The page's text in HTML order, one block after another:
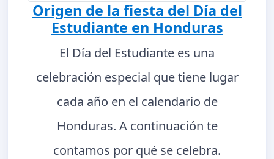
Origen de la fiesta del Día del
Estudiante en Honduras
El Día del Estudiante es una
celebración especial que tiene lugar
cada año en el calendario de
Honduras. A continuación te
contamos por qué se celebra.